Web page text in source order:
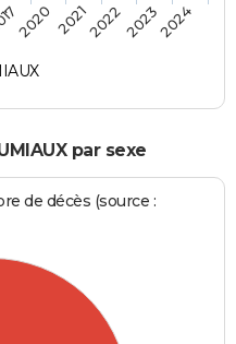
2020 2021202220232024
par sexe
de décès (source :